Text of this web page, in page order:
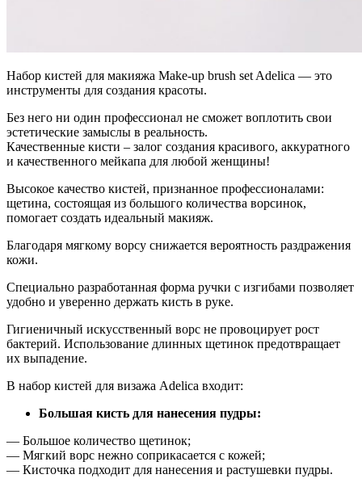
Набор кистей для макияжа Make-up brush set Adelica — это
инструменты для создания красоты.
Без него ни один профессионал не сможет воплотить свои
эстетические замыслы в реальность.
Качественные кисти – залог создания красивого, аккуратного
и качественного мейкапа для любой женщины!
Высокое качество кистей, признанное профессионалами:
щетина, состоящая из большого количества ворсинок,
помогает создать идеальный макияж.
Благодаря мягкому ворсу снижается вероятность раздражения
кожи.
Специально разработанная форма ручки с изгибами позволяет
удобно и уверенно держать кисть в руке.
Гигиеничный искусственный ворс не провоцирует рост
бактерий. Использование длинных щетинок предотвращает
их выпадение.
В набор кистей для визажа Adelica входит:
Большая кисть для нанесения пудры:
— Большое количество щетинок;
— Мягкий ворс нежно соприкасается с кожей;
— Кисточка подходит для нанесения и растушевки пудры.